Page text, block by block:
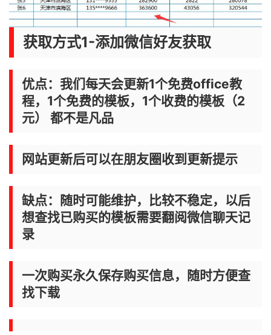
获取方式1-添加微信好友获取
优点：我们每天会更新1个免费office教
程，1个免费的模板，1个收费的模板（2
元） 都不是凡品
网站更新后可以在朋友圈收到更新提示
缺点：随时可能维护，比较不稳定，以后
想查找已购买的模板需要翻阅微信聊天记
录
一次购买永久保存购买信息，随时方便查
找下载